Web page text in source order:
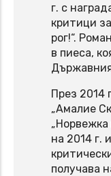
г. с
критици
рог!“.
в пиеса,
През 2014
„Амалие
„Норвежка
на 2014 г.
получава